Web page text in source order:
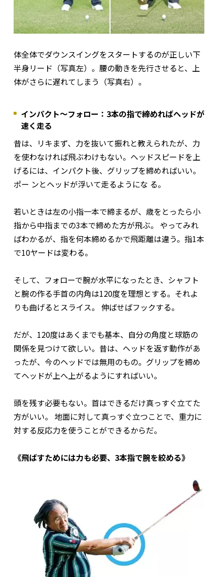
体全体でダウンスイングをスタートするのが正しい下
半身リード（写真左）。腰の動きを先行させると、上
体がさらに遅れてしまう（写真右）。
インパクト〜フォロー：3本の指で締めればヘッドが
速く走る
昔は、リキまず、力を抜いて振れと教えられたが、力
を使わなければ飛ぶわけもない。ヘッドスピードを上
げるには、インパクト後、グリップを締めればいい。
ポー ンとヘッドが浮いて走るようにな る。
若いときは左の小指一本で締まるが、歳をとったら小
指から中指までの3本で締めた方が飛ぶ。 やってみれ
ばわかるが、指を何本締めるかで飛距離は違う。指1本
で10ヤードは変わる。
そして、フォローで腕が水平になったとき、シャフト
と腕の作る手首の内角は120度を理想とする。それよ
りも曲げるとスライス。 伸ばせばフックする。
だが、120度はあくまでも基本、自分の角度と球筋の
関係を見つけて欲しい。昔は、ヘッドを返す動作があ
ったが、今のヘッドでは無用のもの。グリップを締め
てヘッドが上へ上がるようにすればいい。
頭を残す必要もない。首はできるだけ真っすぐ立てた
方がいい。 地面に対して真っすぐ立つことで、重力に
対する反応力を使うことができるからだ。
《飛ばすためには力も必要、3本指で腕を絞める》